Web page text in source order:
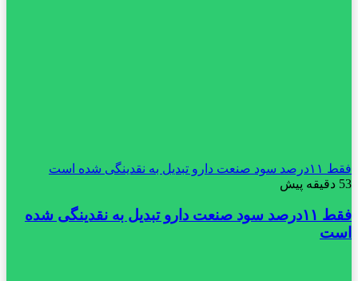
فقط ۱۱‌درصد سود صنعت دارو تبدیل به نقدینگی شده است
53 دقیقه پیش
فقط ۱۱‌درصد سود صنعت دارو تبدیل به نقدینگی شده
است